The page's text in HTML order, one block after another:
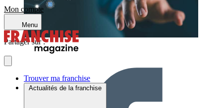
Mon compte
Menu
Trouver ma franchise
Actualités de la franchise
Partager sur :